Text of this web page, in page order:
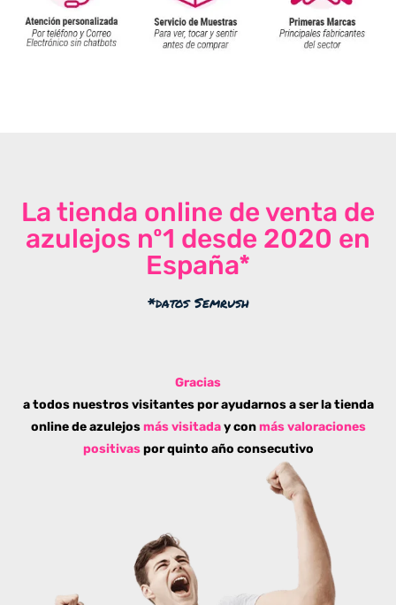
La tienda online de venta de
azulejos nº1 desde 2020 en
España*
*datos Semrush
Gracias
a todos nuestros visitantes por ayudarnos a ser la tienda
online de azulejos más visitaday conmás valoraciones
positivaspor quinto año consecutivo